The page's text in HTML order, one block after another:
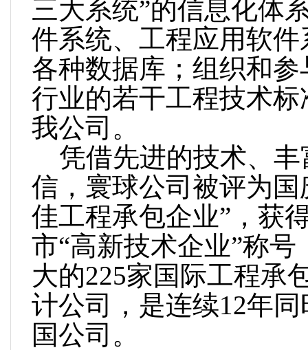
三大系统”的信息化体
件系统、工程应用软
各种数据库；组织和
行业的若干工程技术
我公司。
凭借先进的技术、丰
信，寰球公司被评为
佳工程承包企业”，获
市“高新技术企业”称
大的225家国际工程承
计公司，是连续12年
国公司。